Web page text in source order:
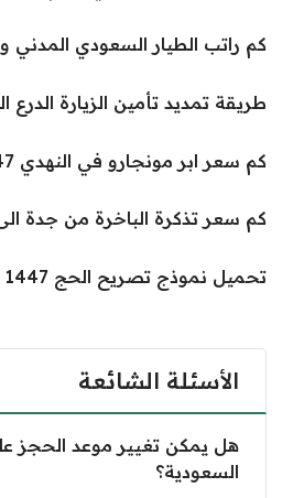
كم راتب الطيار السعودي المدني
طريقة تمديد تأمين الزيارة الدرع
كم سعر ابر مونجارو في النهدي 1447 – 2025
كم سعر تذكرة الباخرة من جدة الى
تحميل نموذج تصريح الحج 1447 جاهز
الأسئلة الشائعة
هل يمكن تغيير موعد الحجز
السعودية؟